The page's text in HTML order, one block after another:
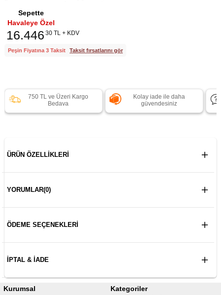
Sepette
Havaleye Özel
16.446 30 TL + KDV
Peşin Fiyatına 3 Taksit Taksit fırsatlarını gör
750 TL ve Üzeri Kargo
Bedava
Kolay iade ile daha
güvendesiniz
ÜRÜN ÖZELLIKLERI
YORUMLAR(0)
ÖDEME SEÇENEKLERI
İPTAL & İADE
Kurumsal Kategoriler